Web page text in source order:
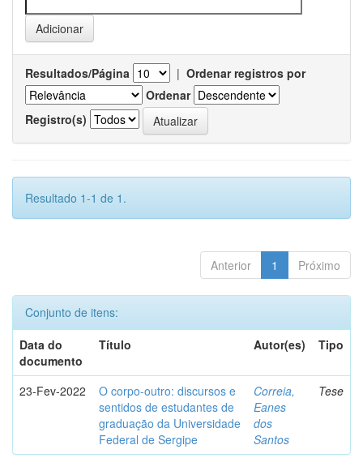
Resultados/Página | Ordenar registros por
Ordenar
Registro(s)
Resultado 1-1 de 1.
Anterior 1 Próximo
Conjunto de itens:
Data do
documento
Título Autor(es) Tipo
23-Fev-2022
O corpo-outro: discursos e
sentidos de estudantes de
graduação da Universidade
Federal de Sergipe
Correia,
Eanes
dos
Santos
Tese